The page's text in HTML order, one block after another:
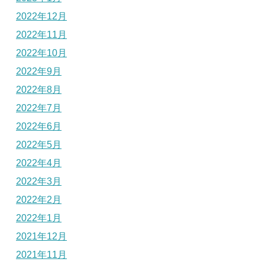
2022年12月
2022年11月
2022年10月
2022年9月
2022年8月
2022年7月
2022年6月
2022年5月
2022年4月
2022年3月
2022年2月
2022年1月
2021年12月
2021年11月